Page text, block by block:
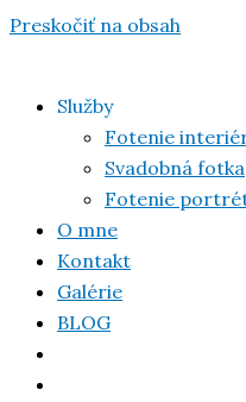
Preskočiť na obsah
Služby
Fotenie
Svadobná fotka
Fotenie
O mne
Kontakt
Galérie
BLOG